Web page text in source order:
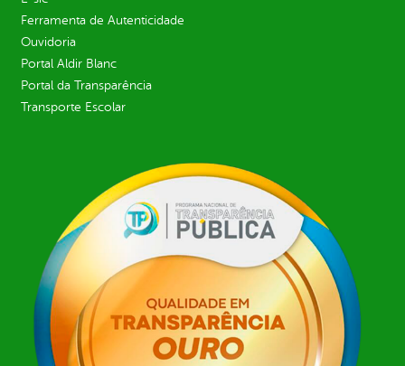
Ferramenta de Autenticidade
Ouvidoria
Portal Aldir Blanc
Portal da Transparência
Transporte Escolar